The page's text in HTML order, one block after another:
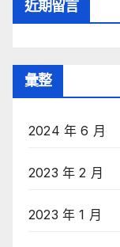
近期留言
彙整
2024 年 6 月
2023 年 2 月
2023 年 1 月